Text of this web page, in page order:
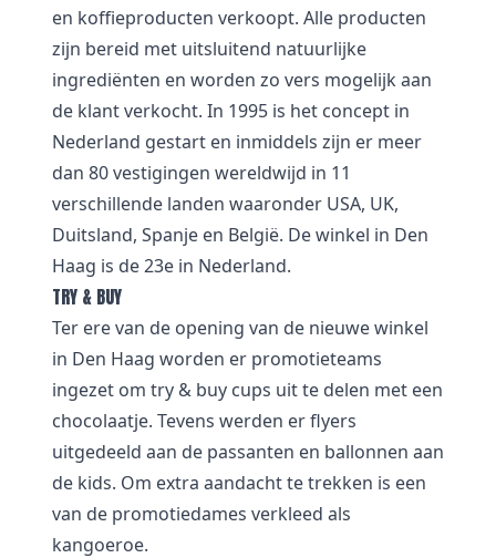
en koffieproducten verkoopt. Alle producten
zijn bereid met uitsluitend natuurlijke
ingrediënten en worden zo vers mogelijk aan
de klant verkocht. In 1995 is het concept in
Nederland gestart en inmiddels zijn er meer
dan 80 vestigingen wereldwijd in 11
verschillende landen waaronder USA, UK,
Duitsland, Spanje en België. De winkel in Den
Haag is de 23e in Nederland.
TRY & BUY
Ter ere van de opening van de nieuwe winkel
in Den Haag worden er promotieteams
ingezet om try & buy cups uit te delen met een
chocolaatje. Tevens werden er flyers
uitgedeeld aan de passanten en ballonnen aan
de kids. Om extra aandacht te trekken is een
van de promotiedames verkleed als
kangoeroe.